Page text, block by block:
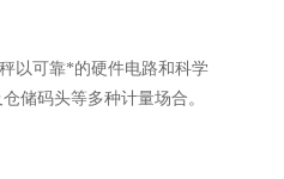
以可靠*的硬件电路和科学
储码头等多种计量场合。